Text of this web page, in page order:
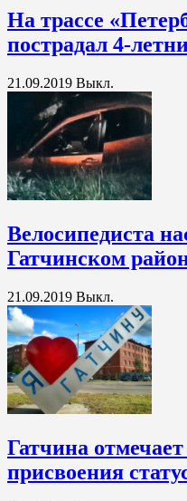
На трассе
пострадал 4-
21.09.2019 Выкл.
Велосипедиста
Гатчинском
21.09.2019 Выкл.
Гатчина
присвоения